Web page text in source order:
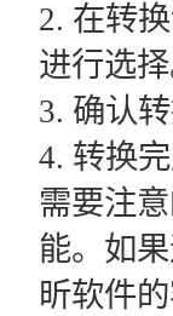
2. 在转
进行选择
3. 确认
4. 转换
需要注
能。如
昕软件的